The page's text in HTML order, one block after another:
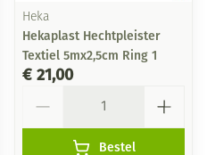
Heka
Hekaplast Hechtpleister
Textiel 5mx2,5cm Ring 1
€ 21,00
Bestel